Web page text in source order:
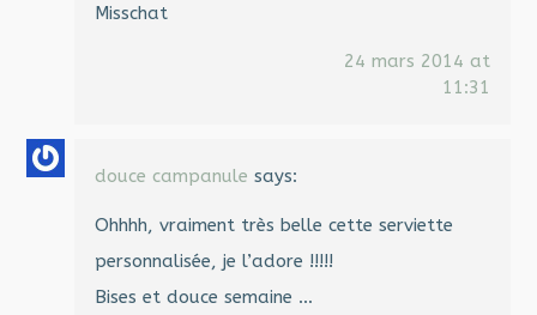
Misschat
24 mars 2014 at
11:31
douce campanule says:
Ohhhh, vraiment très belle cette serviette
personnalisée, je l’adore !!!!!
Bises et douce semaine …